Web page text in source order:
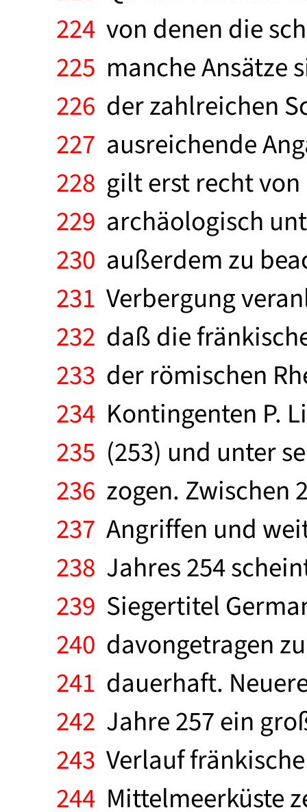
224 von denen die
225 manche Ansätze
226 der zahlreichen
227 ausreichende
228 gilt erst recht
229 archäologisch
230 außerdem zu
231 Verbergung
232 daß die
233 der römischen
234 Kontingenten P.
235 (253) und unter
236 zogen. Zwischen
237 Angriffen und
238 Jahres 254
239 Siegertitel
240 davongetragen
241 dauerhaft.
242 Jahre 257 ein
243 Verlauf
244 Mittelmeerküste